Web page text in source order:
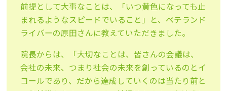
前提として大事なことは、「いつ黄色になっても止
まれるようなスピードでいること」と、ベテランド
ライバーの原田さんに教えていただきました。
院長からは、「大切なことは、皆さんの会議は、
会社の未来、つまり社会の未来を創っているのとイ
コールであり、だから達成していくのは当たり前と